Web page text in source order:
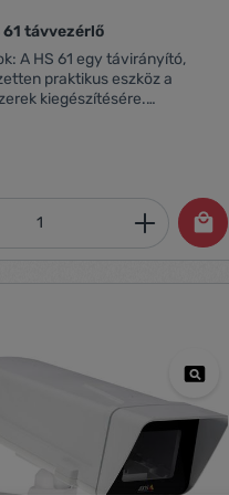
61 távvezérlő
A HS 61 egy távirányító,
praktikus eszköz a
kiegészítésére.
db LR44 (AG13) (1,5 V) elem
Méretek: 67 x 45 x 15 mm
Adja